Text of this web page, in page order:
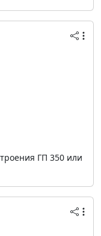
ГП 350 или